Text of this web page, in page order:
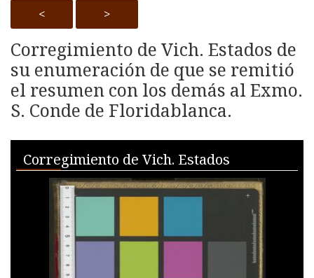
< >
Corregimiento de Vich. Estados de
su enumeración de que se remitió
el resumen con los demás al Exmo.
S. Conde de Floridablanca.
Media Viewer
Corregimiento de Vich. Estados